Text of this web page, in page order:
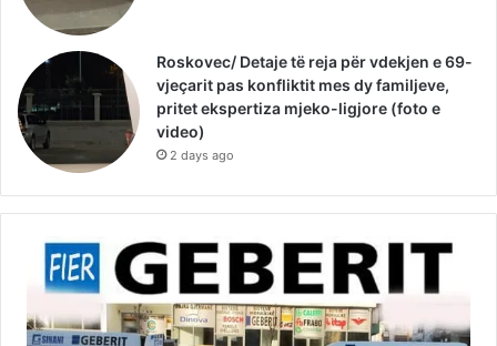
Roskovec/ Detaje të reja për vdekjen e 69-
vjeçarit pas konfliktit mes dy familjeve,
pritet ekspertiza mjeko-ligjore (foto e
video)
2 days ago